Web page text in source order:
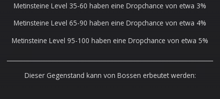
Metinsteine Level 35-60 haben eine Dropchance von etwa 3%
Metinsteine Level 65-90 haben eine Dropchance von etwa 4%
Metinsteine Level 95-100 haben eine Dropchance von etwa 5%
Dieser Gegenstand kann von Bossen erbeutet werden: